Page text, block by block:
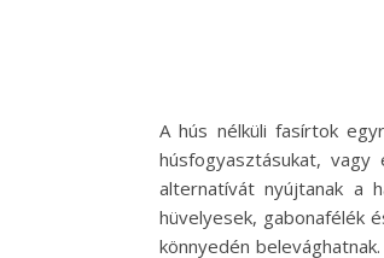
A hús nélküli fasírtok
húsfogyasztásukat,
alternatívát nyújtanak a
hüvelyesek, gabonafélék
könnyedén